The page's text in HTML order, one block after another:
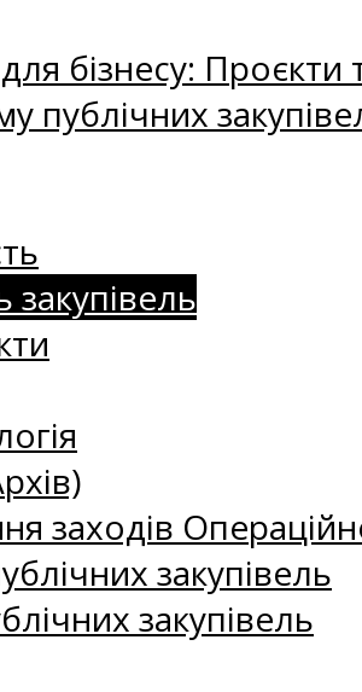
бізнесу: Проєкти
публічних
закупівель
заходів
закупівель
закупівель